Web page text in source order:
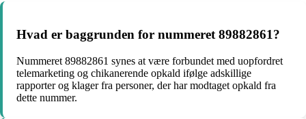
Hvad er baggrunden for nummeret 89882861?
Nummeret 89882861 synes at være forbundet med uopfordret
telemarketing og chikanerende opkald ifølge adskillige
rapporter og klager fra personer, der har modtaget opkald fra
dette nummer.